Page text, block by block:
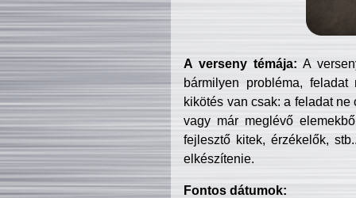
A verseny témája: A
bármilyen probléma, feladat
kikötés van csak: a feladat
vagy már meglévő
fejlesztő kitek, érzékelők,
elkészítenie.
Fontos dátumok: